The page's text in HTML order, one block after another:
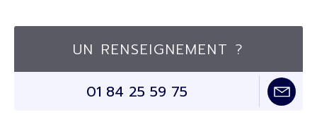
UN RENSEIGNEMENT ?
01 84 25 59 75